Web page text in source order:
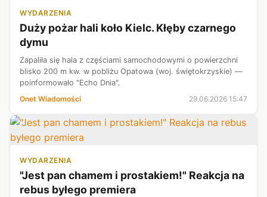
WYDARZENIA
Duży pożar hali koło Kielc. Kłęby czarnego
dymu
Zapaliła się hala z częściami samochodowymi o powierzchni
blisko 200 m kw. w pobliżu Opatowa (woj. świętokrzyskie) —
poinformowało "Echo Dnia".
Onet Wiadomości
29.06.2026 15:47
WYDARZENIA
"Jest pan chamem i prostakiem!" Reakcja na
rebus byłego premiera